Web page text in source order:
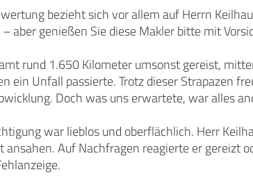
bezieht sich vor allem auf Herrn
aber genießen Sie diese Makler bitte mit
rund 1.650 Kilometer umsonst gereist,
ein Unfall passierte. Trotz dieser Strapazen
Doch was uns erwartete, war alles
war lieblos und oberflächlich. Herr
ansahen. Auf Nachfragen reagierte er gereizt